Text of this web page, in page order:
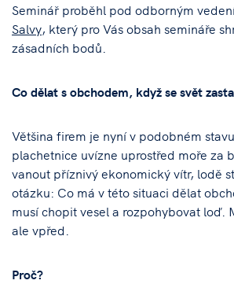
Seminář proběhl pod odborným
Salvy, který pro Vás obsah semináře
zásadních bodů.
Co dělat s obchodem, když se svět
Většina firem je nyní v podobném
plachetnice uvízne uprostřed moře za
vanout příznivý ekonomický vítr, lodě
otázku: Co má v této situaci dělat
musí chopit vesel a rozpohybovat loď.
ale vpřed.
Proč?